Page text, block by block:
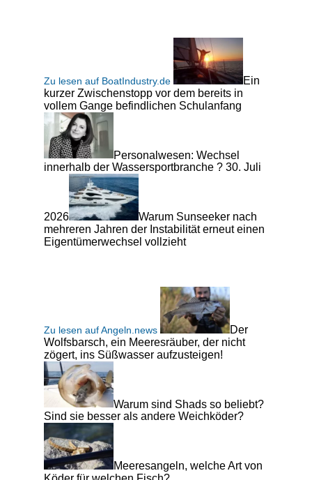
Zu lesen auf BoatIndustry.de
Ein
kurzer Zwischenstopp vor dem bereits in
vollem Gange befindlichen Schulanfang
Personalwesen: Wechsel
innerhalb der Wassersportbranche ? 30. Juli
2026
Warum Sunseeker nach
mehreren Jahren der Instabilität erneut einen
Eigentümerwechsel vollzieht
Zu lesen auf Angeln.news
Der
Wolfsbarsch, ein Meeresräuber, der nicht
zögert, ins Süßwasser aufzusteigen!
Warum sind Shads so beliebt?
Sind sie besser als andere Weichköder?
Meeresangeln, welche Art von